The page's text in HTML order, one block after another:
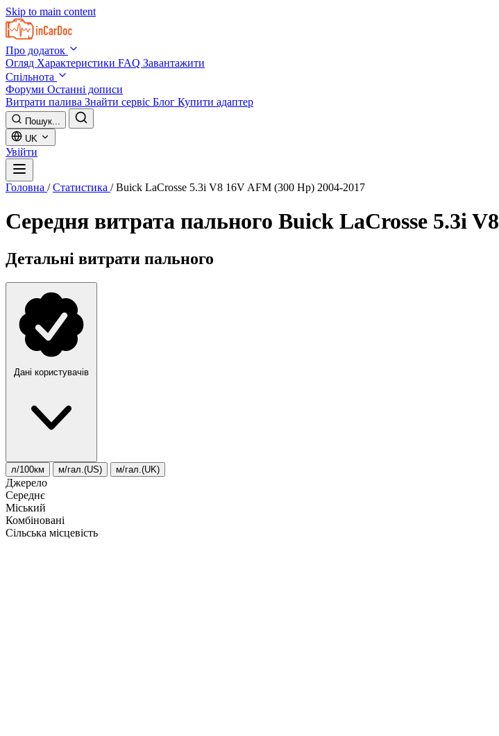
Skip to main content
Про додаток
Огляд Характеристики FAQ Завантажити
Спільнота
Форуми Останні дописи
Витрати палива Знайти сервіс Блог Купити адаптер
Пошук...
UK
Увійти
Головна / Статистика / Buick LaCrosse 5.3i V8 16V AFM (300 Hp) 2004-2017
Середня витрата пального Buick LaCrosse 5.3i
Детальні витрати пального
Дані користувачів
л/100км м/гал.(US) м/гал.(UK)
Джерело
Середнє
Міський
Комбіновані
Сільська місцевість